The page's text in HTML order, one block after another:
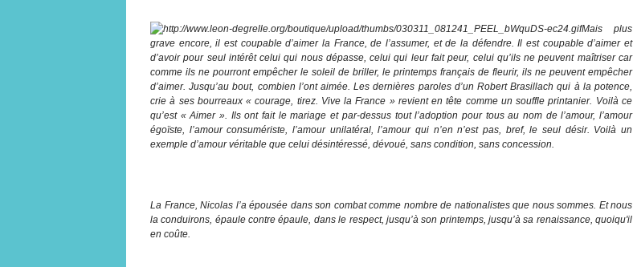
Mais plus
grave encore, il est coupable d’aimer la France, de l’assumer, et de la défendre. Il est coupable d’aimer et
d’avoir pour seul intérêt celui qui nous dépasse, celui qui leur fait peur, celui qu’ils ne peuvent maîtriser car
comme ils ne pourront empêcher le soleil de briller, le printemps français de fleurir, ils ne peuvent empêcher
d’aimer. Jusqu’au bout, combien l’ont aimée. Les dernières paroles d’un Robert Brasillach qui à la potence,
crie à ses bourreaux « courage, tirez. Vive la France » revient en tête comme un souffle printanier. Voilà ce
qu’est « Aimer ». Ils ont fait le mariage et par-dessus tout l’adoption pour tous au nom de l’amour, l’amour
égoïste, l’amour consumériste, l’amour unilatéral, l’amour qui n’en n’est pas, bref, le seul désir. Voilà un
exemple d’amour véritable que celui désintéressé, dévoué, sans condition, sans concession.
La France, Nicolas l’a épousée dans son combat comme nombre de nationalistes que nous sommes. Et nous
la conduirons, épaule contre épaule, dans le respect, jusqu’à son printemps, jusqu’à sa renaissance, quoiqu'il
en coûte.